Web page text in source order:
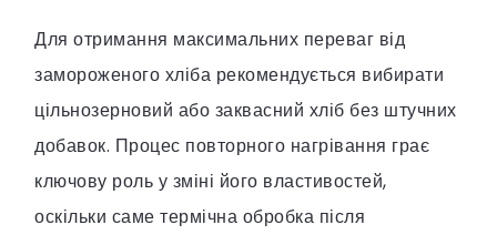
Для отримання максимальних переваг від
замороженого хліба рекомендується вибирати
цільнозерновий або заквасний хліб без штучних
добавок. Процес повторного нагрівання грає
ключову роль у зміні його властивостей,
оскільки саме термічна обробка після